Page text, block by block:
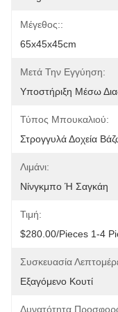
Μέγεθος::
65x45x45cm
Μετά Την Εγγύηση:
Υποστήριξη Μέσω
Τύπος Μπουκαλιού:
Στρογγυλά Δοχεία
Λιμάνι:
Νίνγκμπο Ή Σαγκάη
Τιμή:
$280.00/pieces 1-4
Συσκευασία
Εξαγόμενο Κουτί
Δυνατότητα